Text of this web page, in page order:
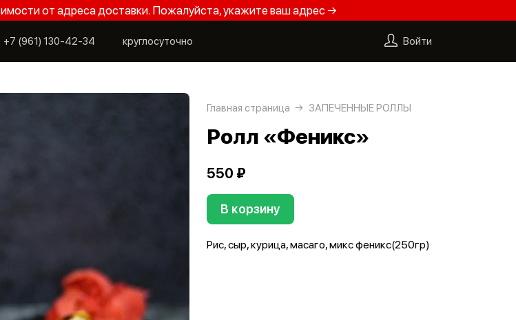
от адреса доставки. Пожалуйста, укажите ваш адрес →
+7 (961) 130-42-34 круглосуточно Войти
Главная страница ЗАПЕЧЕННЫЕ РОЛЛЫ
Ролл «Феникс»
550 ₽
В корзину
Рис, сыр, курица, масаго, микс феникс(250гр)